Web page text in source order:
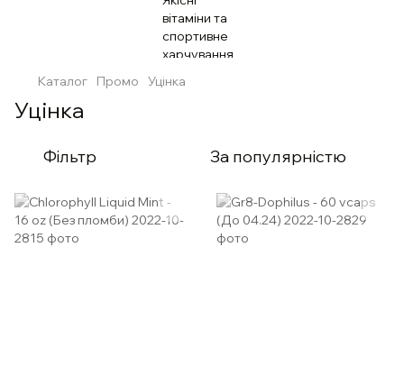
Каталог Промо Уцінка
Уцінка
Фільтр За популярністю